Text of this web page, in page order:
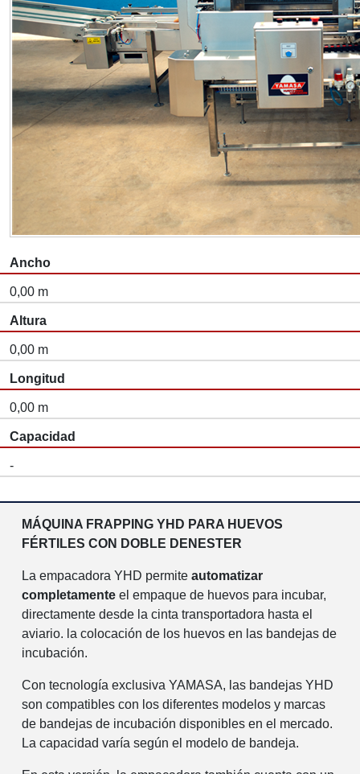
Ancho
0,00 m
Altura
0,00 m
Longitud
0,00 m
Capacidad
-
MÁQUINA FRAPPING YHD ​​PARA HUEVOS
FÉRTILES CON DOBLE DENESTER
La empacadora YHD permite automatizar
completamente el empaque de huevos para incubar,
directamente desde la cinta transportadora hasta el
aviario. la colocación de los huevos en las bandejas de
incubación.
Con tecnología exclusiva YAMASA, las bandejas YHD
son compatibles con los diferentes modelos y marcas
de bandejas de incubación disponibles en el mercado.
La capacidad varía según el modelo de bandeja.